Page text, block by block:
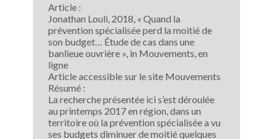
Article :
Jonathan Louli, 2018, « Quand la
prévention spécialisée perd la moitié de
son budget… Étude de cas dans une
banlieue ouvrière », in Mouvements, en
ligne
Article accessible sur le site Mouvements
Résumé :
La recherche présentée ici s’est déroulée
au printemps 2017 en région, dans un
territoire où la prévention spécialisée a vu
ses budgets diminuer de moitié quelques